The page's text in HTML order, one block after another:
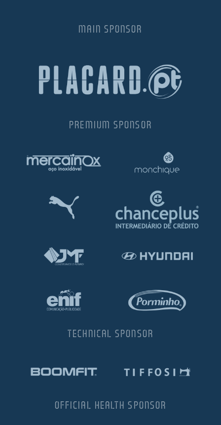
MAIN SPONSOR
PREMIUM SPONSOR
TECHNICAL SPONSOR
OFFICIAL HEALTH SPONSOR